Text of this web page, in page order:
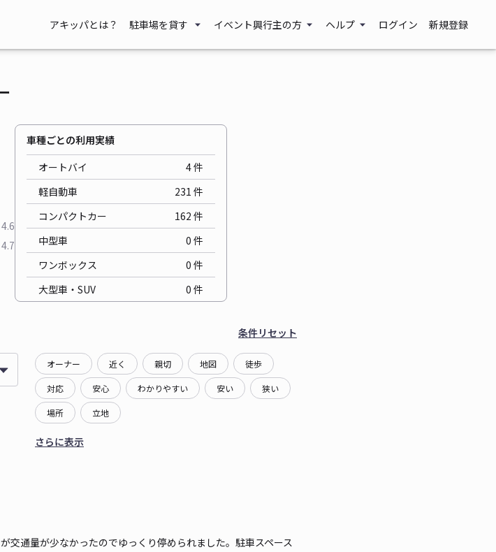
アキッパとは？ 駐車場を貸す イベント興行主の方 ヘルプ ログイン 新規登録
4.6
4.7
車種ごとの利用実績
オートバイ
4件
軽自動車
231 件
コンパクトカー
162 件
中型車
0 件
ワンボックス
0 件
大型車・SUV
0 件
条件リセット
オーナー 近く 親切 地図 徒歩
対応 安心 わかりやすい 安い 狭い
場所 立地
さらに表示
交通量が少なかったのでゆっくり停められました。駐車スペース